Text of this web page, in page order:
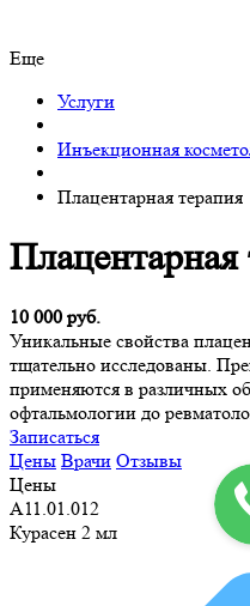
Еще
Услуги
Инъекционная
Плацентарная терапия
Плацентарная
10 000 руб.
Уникальные свойства
тщательно исследованы.
применяются в различных
офтальмологии до
Записаться
Цены Врачи Отзывы
Цены
А11.01.012
Курасен 2 мл